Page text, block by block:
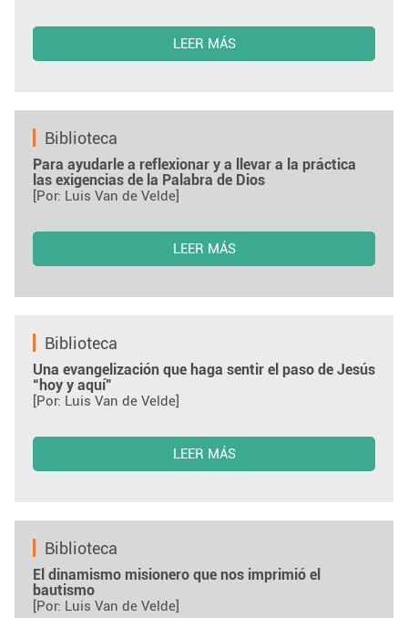
LEER MÁS
Biblioteca
Para ayudarle a reflexionar y a llevar a la práctica
las exigencias de la Palabra de Dios
[Por: Luis Van de Velde]
LEER MÁS
Biblioteca
Una evangelización que haga sentir el paso de Jesús
“hoy y aquí”
[Por: Luis Van de Velde]
LEER MÁS
Biblioteca
El dinamismo misionero que nos imprimió el
bautismo
[Por: Luis Van de Velde]